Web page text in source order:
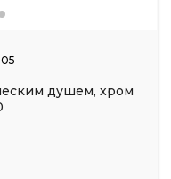
душем, хром